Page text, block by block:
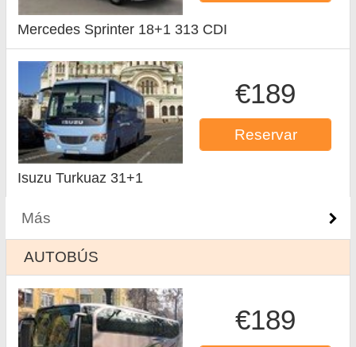
Mercedes Sprinter 18+1 313 CDI
€189
Reservar
Isuzu Turkuaz 31+1
Más
AUTOBÚS
€189